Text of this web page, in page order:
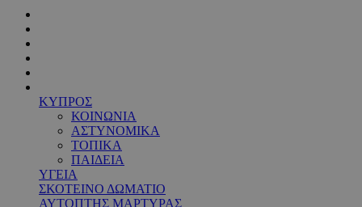
ΚΥΠΡΟΣ
ΚΟΙΝΩΝΙΑ
ΑΣΤΥΝΟΜΙΚΑ
ΤΟΠΙΚΑ
ΠΑΙΔΕΙΑ
ΥΓΕΙΑ
ΣΚΟΤΕΙΝΟ ΔΩΜΑΤΙΟ
ΑΥΤΟΠΤΗΣ ΜΑΡΤΥΡΑΣ